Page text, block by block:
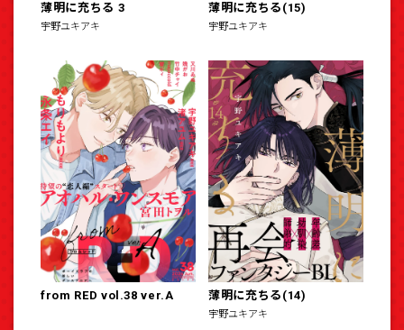
薄明に充ちる 3
宇野ユキアキ
薄明に充ちる(15)
宇野ユキアキ
from RED vol.38 ver.A 薄明に充ちる(14)
宇野ユキアキ